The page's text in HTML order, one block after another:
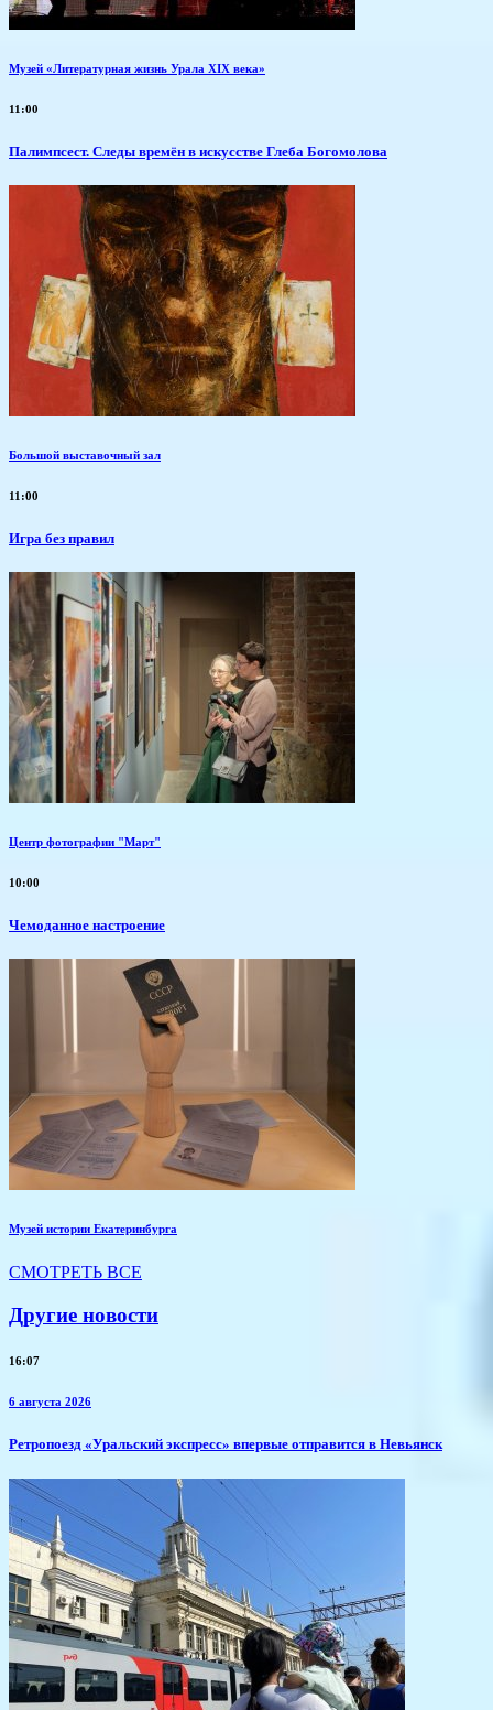
Музей «Литературная жизнь Урала XIX века»
11:00
Палимпсест. Следы времён в искусстве Глеба Богомолова
Большой выставочный зал
11:00
​Игра без правил
Центр фотографии "Март"
10:00
Чемоданное настроение
Музей истории Екатеринбурга
СМОТРЕТЬ ВСЕ
Другие новости
16:07
6 августа 2026
​Ретропоезд «Уральский экспресс» впервые отправится в Невьянск